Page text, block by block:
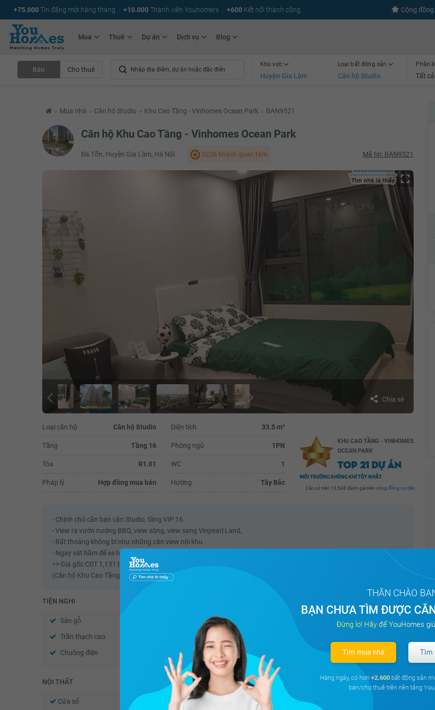
+75.000Tin đăng mới hàng tháng +10.000Thành viên Youhomers +600 Kết nối thành công Cộng
Mua Thuê Dự án Dịch vụ Blog
Bán Cho thuê
Khu vực
Huyện Gia Lâm
Loại bất động sản
Căn hộ Studio
Phân
Tất cả
› Mua nhà › Căn hộ Studio › Khu Cao Tầng - Vinhomes Ocean Park › BAN9521
Căn hộ Khu Cao Tầng - Vinhomes Ocean Park
Đa Tốn, Huyện Gia Lâm, Hà Nội 3236 khách quan tâm Mã tin: BAN9521
Chia sẻ
Loại căn hộ Căn hộ Studio
Tầng Tầng 16
Tòa R1.01
Pháp lý Hợp đồng mua bán
Diện tích 33.5 m²
Phòng ngủ 1PN
WC 1
Hướng Tây Bắc
KHU CAO TẦNG - VINHOMES
OCEAN PARK
TOP 21 DỰ ÁN
MÔI TRƯỜNG KHÔNG KHÍ TỐT NHẤT
Căn cứ trên 13,548 đánh giá trên cộng đồng cư dân
- Chính chủ cần bán căn Studio, tầng VIP 16.
- View ra vườn nướng BBQ, view sông, view sang Vinpearl Land,
- Rất thoáng không bí như những căn view nội khu.
- Ngay sát hầm để xe toà nhà. Phía sau là bãi đỗ xe nổi có bể bơi kính tầng 5.
=> Giá gốc CĐT 1,131 tỷ. Giá bán + 60 triệu chênh
(Căn hộ Khu Cao Tầng - Vinhomes Ocean Park - Mua căn hộ studio)
TIỆN NGHI
Sàn gỗ Nước nóng
Trần thạch cao Cửa sổ an toàn
Chuông điện Cửa gỗ công nghiệp
NỘI THẤT
Cửa sổ Tủ âm tường Tủ bếp
THÂN CHÀO
BẠN CHƯA TÌM ĐƯỢC
Đừng lo! Hãy để YouHomes
Tìm mua nhà Tìm
Hàng ngày, có hơn +2.600 bất động sản
bán/cho thuê trên nền tảng